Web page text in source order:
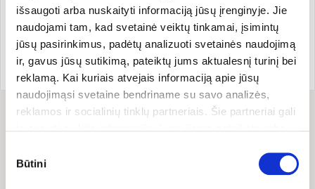
išsaugoti arba nuskaityti informaciją jūsų įrenginyje. Jie
naudojami tam, kad svetainė veiktų tinkamai, įsimintų
jūsų pasirinkimus, padėtų analizuoti svetainės naudojimą
ir, gavus jūsų sutikimą, pateiktų jums aktualesnį turinį bei
reklamą. Kai kuriais atvejais informaciją apie jūsų
naudojimąsi svetaine bendriname su savo analizės,
reklamos ir socialinių tinklų partneriais. Šie partneriai gali
pasirinkti, su kuriomis slapukų kategorijomis sutinkate.
Savo sutikimą galite bet kada pakeisti arba atšaukti
pasirinkimas
Būtini
Mityba Maisto papildai
Rudenį pats laikas pasiruošti
šaltajam sezonui l Tautvilė
Šliažaitė
Mityba
Daržovių troškiniai – sveikatai,
skoniui, fantazijai l Guoda
Azguridienė